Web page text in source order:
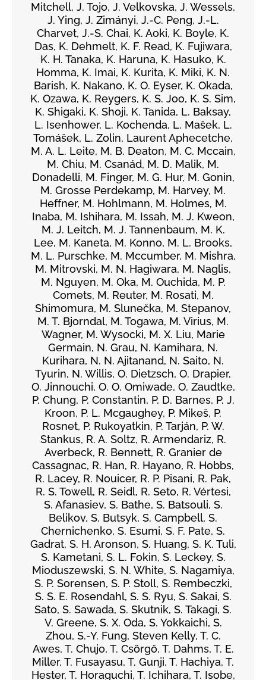
Mitchell, J. Tojo, J. Velkovska, J. Wessels,
J. Ying, J. Zimányi, J.-C. Peng, J.-L.
Charvet, J.-S. Chai, K. Aoki, K. Boyle, K.
Das, K. Dehmelt, K. F. Read, K. Fujiwara,
K. H. Tanaka, K. Haruna, K. Hasuko, K.
Homma, K. Imai, K. Kurita, K. Miki, K. N.
Barish, K. Nakano, K. O. Eyser, K. Okada,
K. Ozawa, K. Reygers, K. S. Joo, K. S. Sim,
K. Shigaki, K. Shoji, K. Tanida, L. Baksay,
L. Isenhower, L. Kochenda, L. Mašek, L.
Tomášek, L. Zolin, Laurent Aphecetche,
M. A. L. Leite, M. B. Deaton, M. C. Mccain,
M. Chiu, M. Csanád, M. D. Malik, M.
Donadelli, M. Finger, M. G. Hur, M. Gonin,
M. Grosse Perdekamp, M. Harvey, M.
Heffner, M. Hohlmann, M. Holmes, M.
Inaba, M. Ishihara, M. Issah, M. J. Kweon,
M. J. Leitch, M. J. Tannenbaum, M. K.
Lee, M. Kaneta, M. Konno, M. L. Brooks,
M. L. Purschke, M. Mccumber, M. Mishra,
M. Mitrovski, M. N. Hagiwara, M. Naglis,
M. Nguyen, M. Oka, M. Ouchida, M. P.
Comets, M. Reuter, M. Rosati, M.
Shimomura, M. Slunečka, M. Stepanov,
M. T. Bjorndal, M. Togawa, M. Virius, M.
Wagner, M. Wysocki, M. X. Liu, Marie
Germain, N. Grau, N. Kamihara, N.
Kurihara, N. N. Ajitanand, N. Saito, N.
Tyurin, N. Willis, O. Dietzsch, O. Drapier,
O. Jinnouchi, O. O. Omiwade, O. Zaudtke,
P. Chung, P. Constantin, P. D. Barnes, P. J.
Kroon, P. L. Mcgaughey, P. Mikeš, P.
Rosnet, P. Rukoyatkin, P. Tarján, P. W.
Stankus, R. A. Soltz, R. Armendariz, R.
Averbeck, R. Bennett, R. Granier de
Cassagnac, R. Han, R. Hayano, R. Hobbs,
R. Lacey, R. Nouicer, R. P. Pisani, R. Pak,
R. S. Towell, R. Seidl, R. Seto, R. Vértesi,
S. Afanasiev, S. Bathe, S. Batsouli, S.
Belikov, S. Butsyk, S. Campbell, S.
Chernichenko, S. Esumi, S. F. Pate, S.
Gadrat, S. H. Aronson, S. Huang, S. K. Tuli,
S. Kametani, S. L. Fokin, S. Leckey, S.
Mioduszewski, S. N. White, S. Nagamiya,
S. P. Sorensen, S. P. Stoll, S. Rembeczki,
S. S. E. Rosendahl, S. S. Ryu, S. Sakai, S.
Sato, S. Sawada, S. Skutnik, S. Takagi, S.
V. Greene, S. X. Oda, S. Yokkaichi, S.
Zhou, S.-Y. Fung, Steven Kelly, T. C.
Awes, T. Chujo, T. Csörgő, T. Dahms, T. E.
Miller, T. Fusayasu, T. Gunji, T. Hachiya, T.
Hester, T. Horaguchi, T. Ichihara, T. Isobe,